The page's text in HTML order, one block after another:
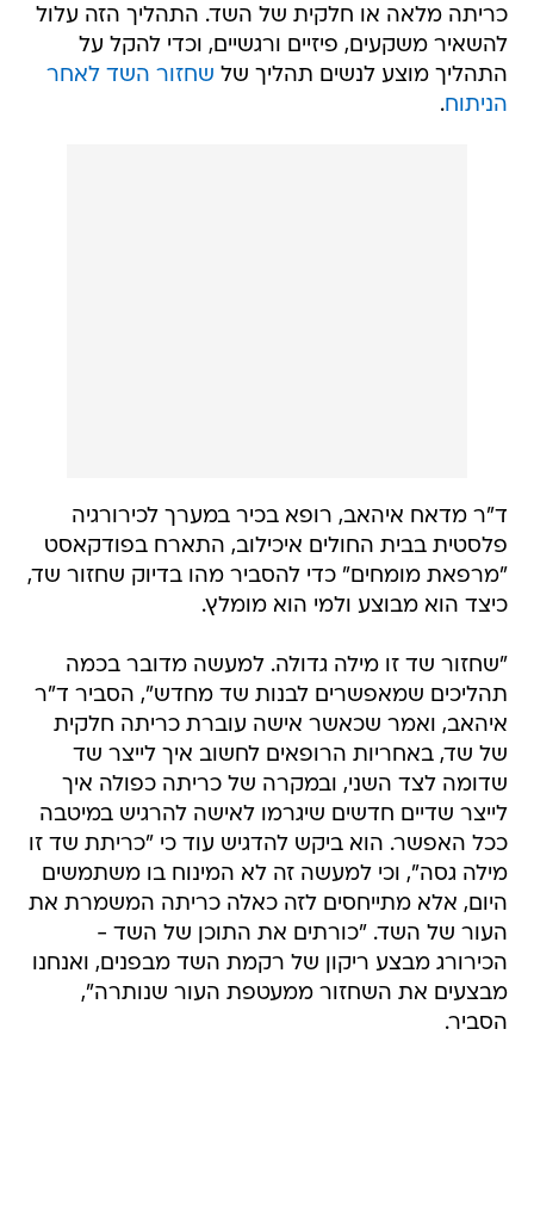
כריתה מלאה או חלקית של השד. התהליך הזה עלול
להשאיר משקעים, פיזיים ורגשיים, וכדי להקל על
התהליך מוצע לנשים תהליך של שחזור השד לאחר
הניתוח.
ד"ר מדאח איהאב, רופא בכיר במערך לכירורגיה
פלסטית בבית החולים איכילוב, התארח בפודקאסט
"מרפאת מומחים" כדי להסביר מהו בדיוק שחזור שד,
כיצד הוא מבוצע ולמי הוא מומלץ.
"שחזור שד זו מילה גדולה. למעשה מדובר בכמה
תהליכים שמאפשרים לבנות שד מחדש", הסביר ד"ר
איהאב, ואמר שכאשר אישה עוברת כריתה חלקית
של שד, באחריות הרופאים לחשוב איך לייצר שד
שדומה לצד השני, ובמקרה של כריתה כפולה איך
לייצר שדיים חדשים שיגרמו לאישה להרגיש במיטבה
ככל האפשר. הוא ביקש להדגיש עוד כי "כריתת שד זו
מילה גסה", וכי למעשה זה לא המינוח בו משתמשים
היום, אלא מתייחסים לזה כאלה כריתה המשמרת את
העור של השד. "כורתים את התוכן של השד -
הכירורג מבצע ריקון של רקמת השד מבפנים, ואנחנו
מבצעים את השחזור ממעטפת העור שנותרה",
הסביר.